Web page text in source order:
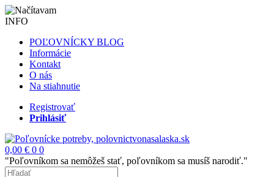
INFO
POĽOVNÍCKY BLOG
Informácie
Kontakt
O nás
Na stiahnutie
Registrovať
Prihlásiť
0,00 € 0 0
"Poľovníkom sa nemôžeš stať, poľovníkom sa musíš narodiť."